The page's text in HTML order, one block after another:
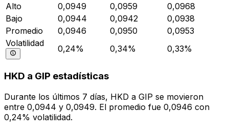
Alto
0,0949 0,0959
0,0968
Bajo
0,0944 0,0942
0,0938
Promedio
0,0946 0,0950
0,0953
Volatilidad
0,24% 0,34% 0,33%
HKD a GIP estadísticas
Durante los últimos 7 días, HKD a GIP se movieron
entre 0,0944 y 0,0949. El promedio fue 0,0946 con
0,24% volatilidad.